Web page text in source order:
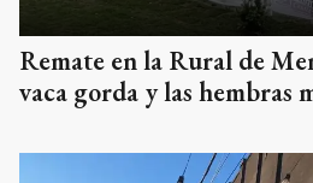
Remate en la Rural de
vaca gorda y las hembras